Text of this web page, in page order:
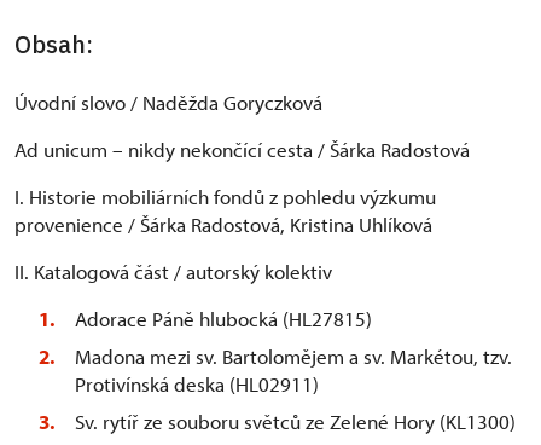
Obsah:
Úvodní slovo / Naděžda Goryczková
Ad unicum – nikdy nekončící cesta / Šárka Radostová
I. Historie mobiliárních fondů z pohledu výzkumu
provenience / Šárka Radostová, Kristina Uhlíková
II. Katalogová část / autorský kolektiv
Adorace Páně hlubocká (HL27815)
Madona mezi sv. Bartolomějem a sv. Markétou, tzv.
Protivínská deska (HL02911)
Sv. rytíř ze souboru světců ze Zelené Hory (KL1300)